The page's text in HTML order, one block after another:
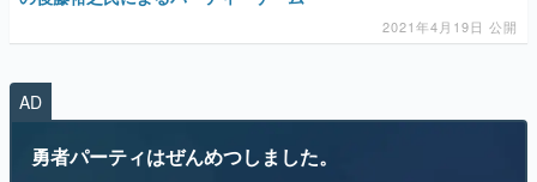
2021年4月19日 公開
AD
勇者パーティはぜんめつしました。